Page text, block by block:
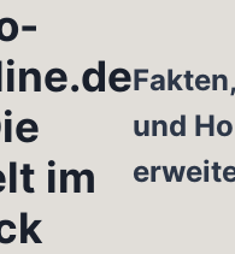
im
und